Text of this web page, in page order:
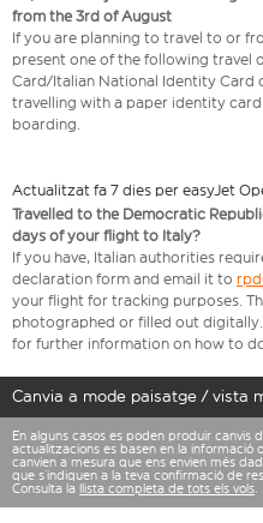
from the 3rd of August
If you are planning to travel to or
present one of the following travel
Card/Italian National Identity Card
travelling with a paper identity
boarding.
Actualitzat fa 7 dies per easyJet
Travelled to the Democratic
days of your flight to Italy?
If you have, Italian authorities
declaration form and email it to
your flight for tracking purposes.
photographed or filled out
for further information on how to
Canvia a mode paisatge / vista
En alguns casos es poden produir canvis
actualitzacions es basen en la
canvien a mesura que ens envien més
que s’indiquen a la teva confirmació de
Consulta la llista completa de tots els vols.